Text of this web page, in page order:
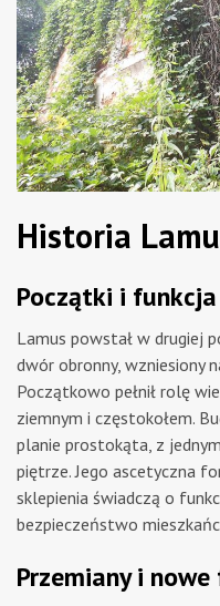
Historia
Początki i
Lamus powstał w drugiej
dwór obronny, wzniesiony
Początkowo pełnił rolę
ziemnym i częstokołem.
planie prostokąta, z
piętrze. Jego ascetyczna
sklepienia świadczą o
bezpieczeństwo
Przemiany i